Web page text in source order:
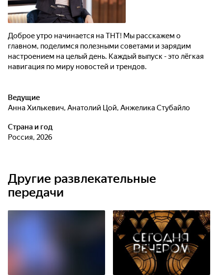
Доброе утро начинается на ТНТ! Мы расскажем о
главном, поделимся полезными советами и зарядим
настроением на целый день. Каждый выпуск - это лёгкая
навигация по миру новостей и трендов.
Ведущие
Анна Хилькевич, Анатолий Цой, Анжелика Стубайло
Страна и год
Россия, 2026
Другие развлекательные
передачи